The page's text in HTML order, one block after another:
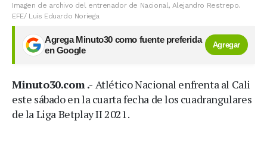
Imagen de archivo del entrenador de Nacional, Alejandro Restrepo.
EFE/ Luis Eduardo Noriega
Agrega Minuto30 como fuente preferida
en Google
Agregar
Minuto30.com .- Atlético Nacional enfrenta al Cali
este sábado en la cuarta fecha de los cuadrangulares
de la Liga Betplay II 2021.